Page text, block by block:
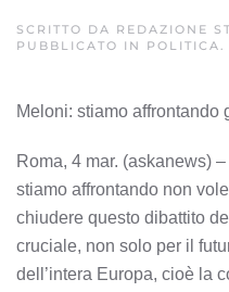
SCRITTO DA REDAZIONE
PUBBLICATO IN POLITICA.
Meloni: stiamo affrontando
Roma, 4 mar. (askanews)
stiamo affrontando non
chiudere questo dibattito
cruciale, non solo per il
dell’intera Europa, cioè la